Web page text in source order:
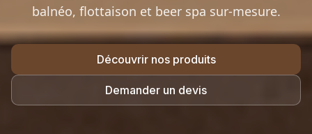
balnéo, flottaison et beer spa sur-mesure.
Découvrir nos produits
Demander un devis